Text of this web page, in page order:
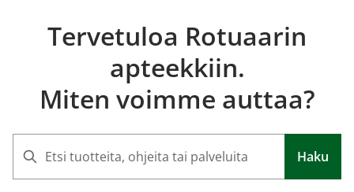
Tervetuloa Rotuaarin
apteekkiin.
Miten voimme auttaa?
Haku